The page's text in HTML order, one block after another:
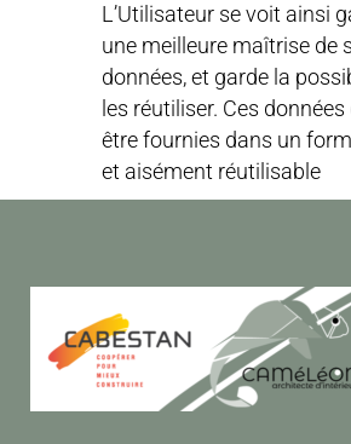
L’Utilisateur se voit ainsi
une meilleure maîtrise de
données, et garde la
les réutiliser. Ces
être fournies dans un
et aisément réutilisable